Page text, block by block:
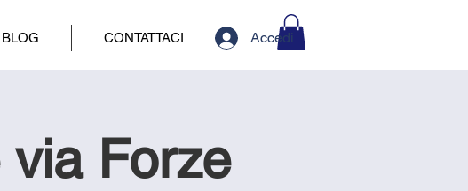
BLOG CONTATTACI Accedi
Forze